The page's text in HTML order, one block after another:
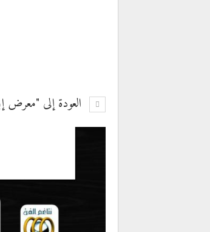
العودة إلى "معرض